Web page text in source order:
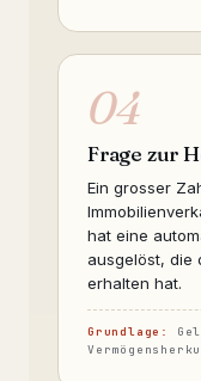
04
Frage zur
Ein grosser
hat eine
ausgelöst, die
erhalten hat.
Grundlage: